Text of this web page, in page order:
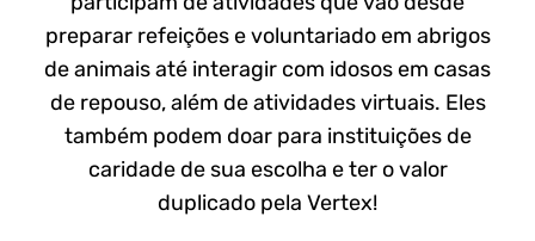
preparar refeições e voluntariado em abrigos
de animais até interagir com idosos em casas
de repouso, além de atividades virtuais. Eles
também podem doar para instituições de
caridade de sua escolha e ter o valor
duplicado pela Vertex!